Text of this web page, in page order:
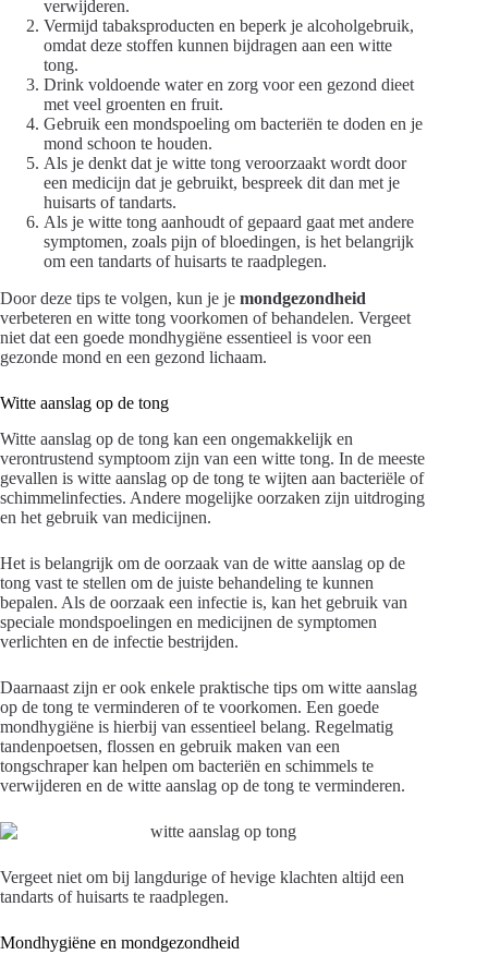
verwijderen.
Vermijd tabaksproducten en beperk je alcoholgebruik,
omdat deze stoffen kunnen bijdragen aan een witte
tong.
Drink voldoende water en zorg voor een gezond dieet
met veel groenten en fruit.
Gebruik een mondspoeling om bacteriën te doden en je
mond schoon te houden.
Als je denkt dat je witte tong veroorzaakt wordt door
een medicijn dat je gebruikt, bespreek dit dan met je
huisarts of tandarts.
Als je witte tong aanhoudt of gepaard gaat met andere
symptomen, zoals pijn of bloedingen, is het belangrijk
om een tandarts of huisarts te raadplegen.
Door deze tips te volgen, kun je je mondgezondheid
verbeteren en witte tong voorkomen of behandelen. Vergeet
niet dat een goede mondhygiëne essentieel is voor een
gezonde mond en een gezond lichaam.
Witte aanslag op de tong
Witte aanslag op de tong kan een ongemakkelijk en
verontrustend symptoom zijn van een witte tong. In de meeste
gevallen is witte aanslag op de tong te wijten aan bacteriële of
schimmelinfecties. Andere mogelijke oorzaken zijn uitdroging
en het gebruik van medicijnen.
Het is belangrijk om de oorzaak van de witte aanslag op de
tong vast te stellen om de juiste behandeling te kunnen
bepalen. Als de oorzaak een infectie is, kan het gebruik van
speciale mondspoelingen en medicijnen de symptomen
verlichten en de infectie bestrijden.
Daarnaast zijn er ook enkele praktische tips om witte aanslag
op de tong te verminderen of te voorkomen. Een goede
mondhygiëne is hierbij van essentieel belang. Regelmatig
tandenpoetsen, flossen en gebruik maken van een
tongschraper kan helpen om bacteriën en schimmels te
verwijderen en de witte aanslag op de tong te verminderen.
Vergeet niet om bij langdurige of hevige klachten altijd een
tandarts of huisarts te raadplegen.
Mondhygiëne en mondgezondheid